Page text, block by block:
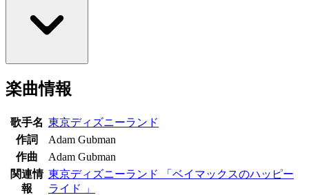
楽曲情報
歌手名 東京ディズニーランド
作詞
Adam Gubman
作曲
Adam Gubman
関連情
報
東京ディズニーランド 「ベイマックスのハッピー
ライド 」